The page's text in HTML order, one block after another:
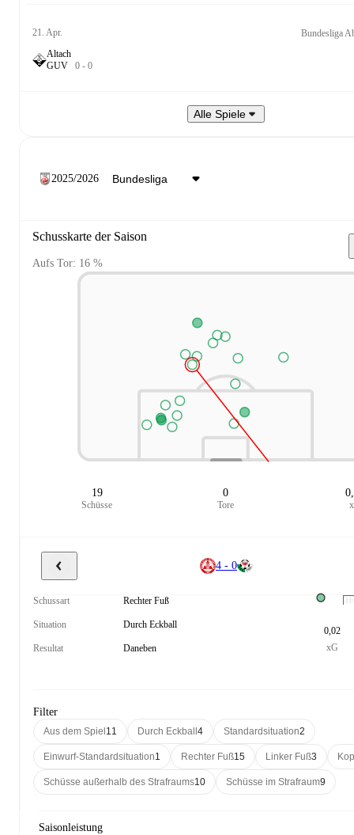
21. Apr.
Bundesliga
Altach
GUV 0 - 0
Alle Spiele
2025/2026
Schusskarte der Saison
Aufs Tor: 16 %
19
Schüsse
0
Tore
4 - 0
Schussart Rechter Fuß
Situation Durch Eckball
Resultat Daneben
0,02
xG
Filter
Aus dem Spiel 11 Durch Eckball 4 Standardsituation2
Einwurf-Standardsituation1 Rechter Fuß15 Linker Fuß3
Schüsse außerhalb des Strafraums10 Schüsse im Strafraum9
Saisonleistung